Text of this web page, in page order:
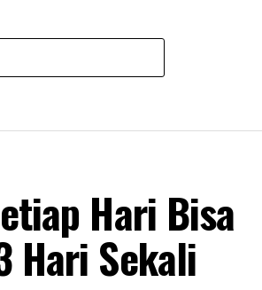
Hari Bisa
Hari Sekali